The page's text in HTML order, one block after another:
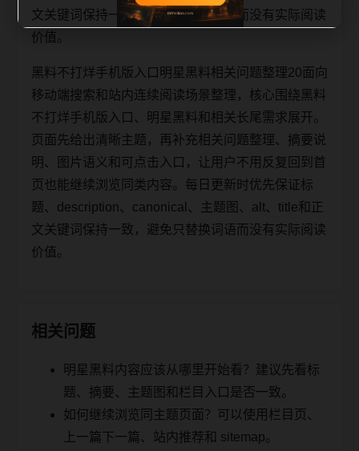
文关键词保持一致，避免只替换词语而没有实际阅读
价值。
黑料不打烊手机版入口明星黑料相关问题整理20面向
移动端搜索和站内连续阅读场景整理，核心围绕黑料
不打烊手机版入口、明星黑料和相关长尾需求展开。
页面先给出清晰主题，再补充相关问题整理、摘要说
明、图片语义和可点击入口，让用户不用反复回到首
页也能继续浏览同类内容。每日更新时优先保证标
题、description、canonical、主题图、alt、title和正
文关键词保持一致，避免只替换词语而没有实际阅读
价值。
相关问题
明星黑料内容应该从哪里开始看？建议先看标
题、摘要、主题图和栏目入口是否一致。
如何继续浏览同主题页面？可以使用栏目页、
上一篇下一篇、站内推荐和 sitemap。